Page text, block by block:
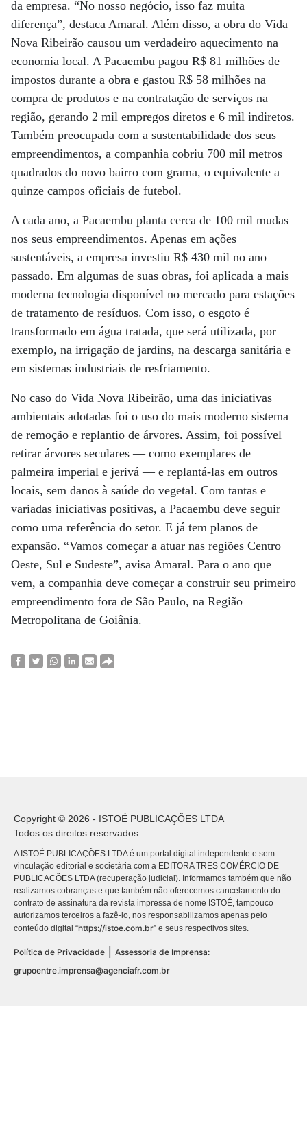
da empresa. “No nosso negócio, isso faz muita
diferença”, destaca Amaral. Além disso, a obra do Vida
Nova Ribeirão causou um verdadeiro aquecimento na
economia local. A Pacaembu pagou R$ 81 milhões de
impostos durante a obra e gastou R$ 58 milhões na
compra de produtos e na contratação de serviços na
região, gerando 2 mil empregos diretos e 6 mil indiretos.
Também preocupada com a sustentabilidade dos seus
empreendimentos, a companhia cobriu 700 mil metros
quadrados do novo bairro com grama, o equivalente a
quinze campos oficiais de futebol.
A cada ano, a Pacaembu planta cerca de 100 mil mudas
nos seus empreendimentos. Apenas em ações
sustentáveis, a empresa investiu R$ 430 mil no ano
passado. Em algumas de suas obras, foi aplicada a mais
moderna tecnologia disponível no mercado para estações
de tratamento de resíduos. Com isso, o esgoto é
transformado em água tratada, que será utilizada, por
exemplo, na irrigação de jardins, na descarga sanitária e
em sistemas industriais de resfriamento.
No caso do Vida Nova Ribeirão, uma das iniciativas
ambientais adotadas foi o uso do mais moderno sistema
de remoção e replantio de árvores. Assim, foi possível
retirar árvores seculares — como exemplares de
palmeira imperial e jerivá — e replantá-las em outros
locais, sem danos à saúde do vegetal. Com tantas e
variadas iniciativas positivas, a Pacaembu deve seguir
como uma referência do setor. E já tem planos de
expansão. “Vamos começar a atuar nas regiões Centro
Oeste, Sul e Sudeste”, avisa Amaral. Para o ano que
vem, a companhia deve começar a construir seu primeiro
empreendimento fora de São Paulo, na Região
Metropolitana de Goiânia.
Copyright © 2026 - ISTOÉ PUBLICAÇÕES LTDA
Todos os direitos reservados.
A ISTOÉ PUBLICAÇÕES LTDA é um portal digital independente e sem
vinculação editorial e societária com a EDITORA TRES COMÉRCIO DE
PUBLICACÕES LTDA (recuperação judicial). Informamos também que não
realizamos cobranças e que também não oferecemos cancelamento do
contrato de assinatura da revista impressa de nome ISTOÉ, tampouco
autorizamos terceiros a fazê-lo, nos responsabilizamos apenas pelo
conteúdo digital “https://istoe.com.br” e seus respectivos sites.
Política de Privacidade | Assessoria de Imprensa:
grupoentre.imprensa@agenciafr.com.br